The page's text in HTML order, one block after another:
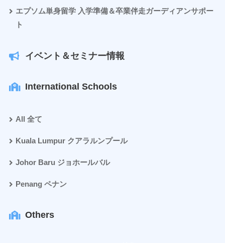
エプソム単身留学 入学準備＆卒業伴走ガーディアンサポー
ト
イベント＆セミナー情報
International Schools
All 全て
Kuala Lumpur クアラルンプール
Johor Baru ジョホールバル
Penang ペナン
Others